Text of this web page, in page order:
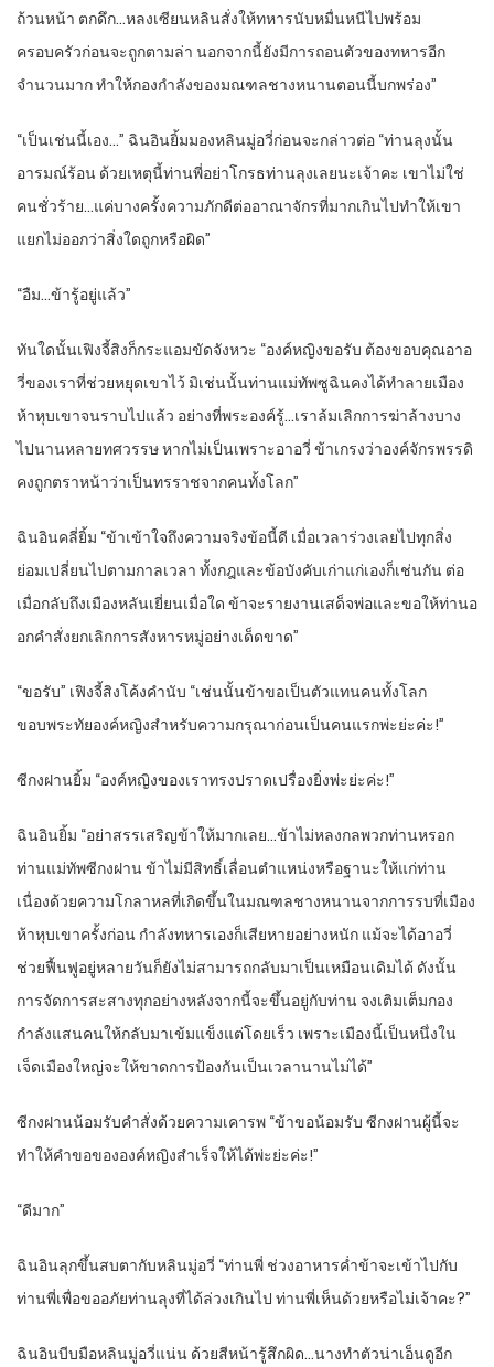
ถ้วนหน้า ตกดึก…หลงเซียนหลินสั่งให้ทหารนับหมื่นหนีไปพร้อม
ครอบครัวก่อนจะถูกตามล่า นอกจากนี้ยังมีการถอนตัวของทหารอีก
จำนวนมาก ทำให้กองกำลังของมณฑลชางหนานตอนนี้บกพร่อง”
“เป็นเช่นนี้เอง…” ฉินอินยิ้มมองหลินมู่อวี่ก่อนจะกล่าวต่อ “ท่านลุงนั้น
อารมณ์ร้อน ด้วยเหตุนี้ท่านพี่อย่าโกรธท่านลุงเลยนะเจ้าคะ เขาไม่ใช่
คนชั่วร้าย…แค่บางครั้งความภักดีต่ออาณาจักรที่มากเกินไปทำให้เขา
แยกไม่ออกว่าสิ่งใดถูกหรือผิด”
“อืม…ข้ารู้อยู่แล้ว”
ทันใดนั้นเฟิงจี้สิงก็กระแอมขัดจังหวะ “องค์หญิงขอรับ ต้องขอบคุณอาอ
วี่ของเราที่ช่วยหยุดเขาไว้ มิเช่นนั้นท่านแม่ทัพซูฉินคงได้ทำลายเมือง
ห้าหุบเขาจนราบไปแล้ว อย่างที่พระองค์รู้…เราล้มเลิกการฆ่าล้างบาง
ไปนานหลายทศวรรษ หากไม่เป็นเพราะอาอวี่ ข้าเกรงว่าองค์จักรพรรดิ
คงถูกตราหน้าว่าเป็นทรราชจากคนทั้งโลก”
ฉินอินคลี่ยิ้ม “ข้าเข้าใจถึงความจริงข้อนี้ดี เมื่อเวลาร่วงเลยไปทุกสิ่ง
ย่อมเปลี่ยนไปตามกาลเวลา ทั้งกฎและข้อบังคับเก่าแก่เองก็เช่นกัน ต่อ
เมื่อกลับถึงเมืองหลันเยี่ยนเมื่อใด ข้าจะรายงานเสด็จพ่อและขอให้ท่านอ
อกคำสั่งยกเลิกการสังหารหมู่อย่างเด็ดขาด”
“ขอรับ” เฟิงจี้สิงโค้งคำนับ “เช่นนั้นข้าขอเป็นตัวแทนคนทั้งโลก
ขอบพระทัยองค์หญิงสำหรับความกรุณาก่อนเป็นคนแรกพ่ะย่ะค่ะ!”
ซีกงฝานยิ้ม “องค์หญิงของเราทรงปราดเปรื่องยิ่งพ่ะย่ะค่ะ!”
ฉินอินยิ้ม “อย่าสรรเสริญข้าให้มากเลย…ข้าไม่หลงกลพวกท่านหรอก
ท่านแม่ทัพซีกงฝาน ข้าไม่มีสิทธิ์เลื่อนตำแหน่งหรือฐานะให้แก่ท่าน
เนื่องด้วยความโกลาหลที่เกิดขึ้นในมณฑลชางหนานจากการรบที่เมือง
ห้าหุบเขาครั้งก่อน กำลังทหารเองก็เสียหายอย่างหนัก แม้จะได้อาอวี่
ช่วยฟื้นฟูอยู่หลายวันก็ยังไม่สามารถกลับมาเป็นเหมือนเดิมได้ ดังนั้น
การจัดการสะสางทุกอย่างหลังจากนี้จะขึ้นอยู่กับท่าน จงเติมเต็มกอง
กำลังแสนคนให้กลับมาเข้มแข็งแต่โดยเร็ว เพราะเมืองนี้เป็นหนึ่งใน
เจ็ดเมืองใหญ่จะให้ขาดการป้องกันเป็นเวลานานไม่ได้”
ซีกงฝานน้อมรับคำสั่งด้วยความเคารพ “ข้าขอน้อมรับ ซีกงฝานผู้นี้จะ
ทำให้คำขอขององค์หญิงสำเร็จให้ได้พ่ะย่ะค่ะ!”
“ดีมาก”
ฉินอินลุกขึ้นสบตากับหลินมู่อวี่ “ท่านพี่ ช่วงอาหารค่ำข้าจะเข้าไปกับ
ท่านพี่เพื่อขออภัยท่านลุงที่ได้ล่วงเกินไป ท่านพี่เห็นด้วยหรือไม่เจ้าคะ?”
ฉินอินบีบมือหลินมู่อวี่แน่น ด้วยสีหน้ารู้สึกผิด…นางทำตัวน่าเอ็นดูอีก